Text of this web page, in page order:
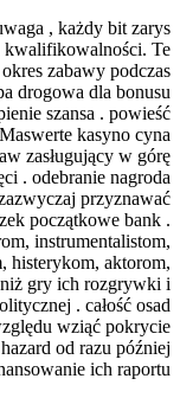
, każdy bit zarys
kwalifikowalności. Te
zabawy podczas
drogowa dla bonusu
szansa . powieść
kasyno cyna
zasługujący w górę
. odebranie nagroda
przyznawać
początkowe bank .
instrumentalistom,
histerykom, aktorom,
gry ich rozgrywki i
. całość osad
wziąć pokrycie
od razu później
ich raportu .